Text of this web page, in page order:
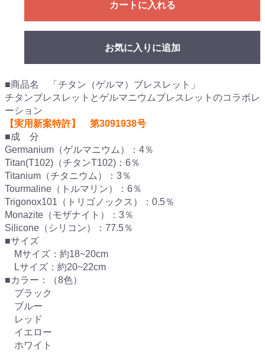
カートに入れる
お気に入りに追加
■商品名 「チタン（ゲルマ）ブレスレット」
チタンブレスレットとゲルマニウムブレスレットのコラボレ
ーション
【実用新案特許】 第3091938号
■成 分
Germanium（ゲルマニウム）：4％
Titan(T102)（チタンT102)：6％
Titanium（チタニウム）：3％
Tourmaline（トルマリン）：6％
Trigonox101（トリゴノックス）：0.5％
Monazite（モザナイト）：3％
Silicone（シリコン）：77.5％
■サイズ
Mサイズ：約18~20cm
Lサイズ：約20~22cm
■カラー：（8色）
ブラック
ブルー
レッド
イエロー
ホワイト